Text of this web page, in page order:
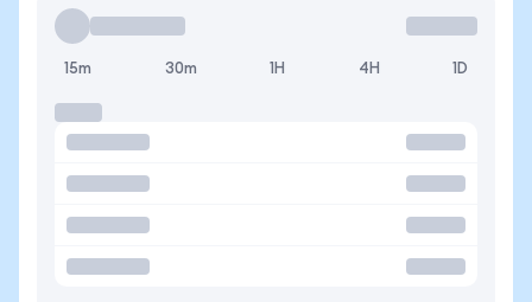
15m 30m 1H 4H 1D